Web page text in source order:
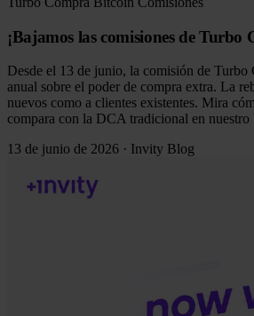
¡Bajamos las comisiones de
Desde el 13 de junio, la comisión de Turbo
anual sobre el poder de compra extra. La
nuevos como a clientes existentes. Mira
compara con la DCA tradicional en nuestro
13 de junio de 2026 · Invity Blog